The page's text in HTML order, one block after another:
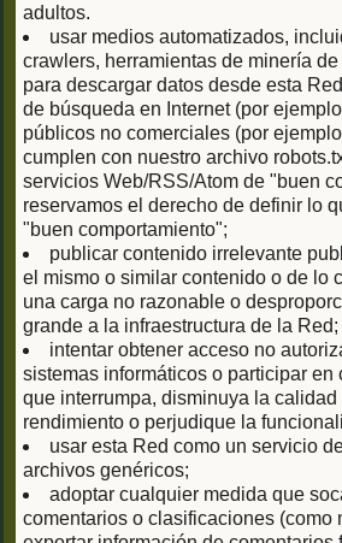
adultos.
usar medios automatizados,
crawlers, herramientas de minería
para descargar datos desde esta
de búsqueda en Internet (por
públicos no comerciales (por
cumplen con nuestro archivo
servicios Web/RSS/Atom de "buen
reservamos el derecho de definir lo
"buen comportamiento";
publicar contenido irrelevante
el mismo o similar contenido o de lo
una carga no razonable o
grande a la infraestructura de la Red;
intentar obtener acceso no
sistemas informáticos o participar en
que interrumpa, disminuya la calidad
rendimiento o perjudique la
usar esta Red como un servicio
archivos genéricos;
adoptar cualquier medida que
comentarios o clasificaciones (como